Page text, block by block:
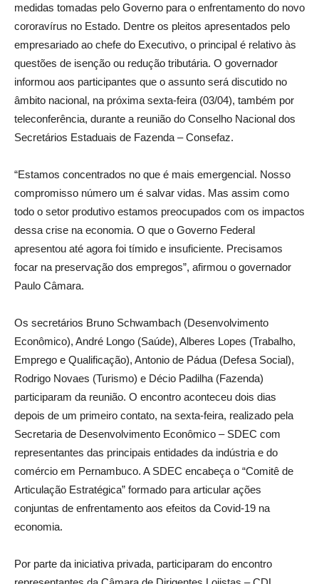
medidas tomadas pelo Governo para o enfrentamento do novo
cororavírus no Estado. Dentre os pleitos apresentados pelo
empresariado ao chefe do Executivo, o principal é relativo às
questões de isenção ou redução tributária. O governador
informou aos participantes que o assunto será discutido no
âmbito nacional, na próxima sexta-feira (03/04), também por
teleconferência, durante a reunião do Conselho Nacional dos
Secretários Estaduais de Fazenda – Consefaz.
“Estamos concentrados no que é mais emergencial. Nosso
compromisso número um é salvar vidas. Mas assim como
todo o setor produtivo estamos preocupados com os impactos
dessa crise na economia. O que o Governo Federal
apresentou até agora foi tímido e insuficiente. Precisamos
focar na preservação dos empregos”, afirmou o governador
Paulo Câmara.
Os secretários Bruno Schwambach (Desenvolvimento
Econômico), André Longo (Saúde), Alberes Lopes (Trabalho,
Emprego e Qualificação), Antonio de Pádua (Defesa Social),
Rodrigo Novaes (Turismo) e Décio Padilha (Fazenda)
participaram da reunião. O encontro aconteceu dois dias
depois de um primeiro contato, na sexta-feira, realizado pela
Secretaria de Desenvolvimento Econômico – SDEC com
representantes das principais entidades da indústria e do
comércio em Pernambuco. A SDEC encabeça o “Comitê de
Articulação Estratégica” formado para articular ações
conjuntas de enfrentamento aos efeitos da Covid-19 na
economia.
Por parte da iniciativa privada, participaram do encontro